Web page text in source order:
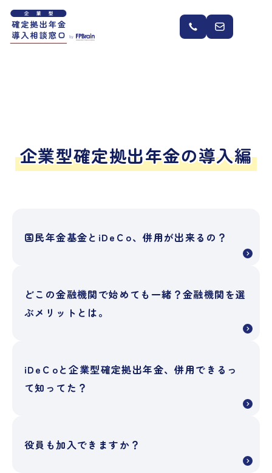
企業型確定拠出年金の導入編
国民年金基金とiDeＣo、併用が出来るの？
どこの金融機関で始めても一緒？金融機関を選
ぶメリットとは。
iDeＣoと企業型確定拠出年金、併用できるっ
て知ってた？
役員も加入できますか？